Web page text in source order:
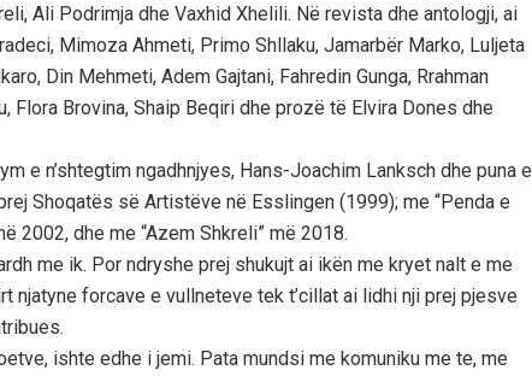
Ali Podrimja dhe Vaxhid Xhelili. Në revista dhe antologji, ai
Mimoza Ahmeti, Primo Shllaku, Jamarbër Marko, Luljeta
Din Mehmeti, Adem Gajtani, Fahredin Gunga, Rrahman
Flora Brovina, Shaip Beqiri dhe prozë të Elvira Dones dhe
e n’shtegtim ngadhnjyes, Hans-Joachim Lanksch dhe puna e
Shoqatës së Artistëve në Esslingen (1999); me “Penda e
2002, dhe me “Azem Shkreli” më 2018.
me ik. Por ndryshe prej shukujt ai ikën me kryet nalt e me
njatyne forcave e vullneteve tek t’cillat ai lidhi nji prej pjesve
ishte edhe i jemi. Pata mundsi me komuniku me te, me